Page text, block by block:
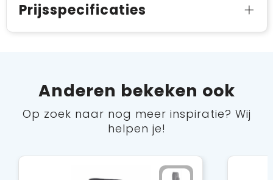
Prijsspecificaties
Anderen bekeken ook
Op zoek naar nog meer inspiratie? Wij
helpen je!